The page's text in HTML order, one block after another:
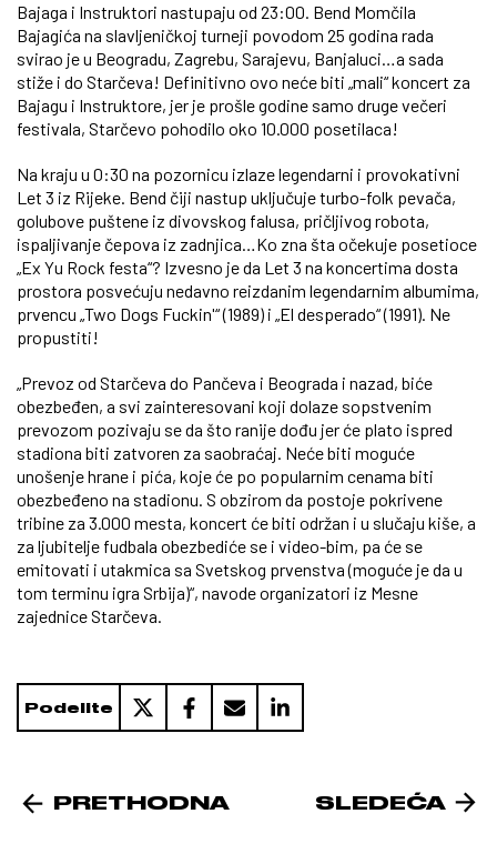
Bajaga i Instruktori nastupaju od 23:00. Bend Momčila
Bajagića na slavljeničkoj turneji povodom 25 godina rada
svirao je u Beogradu, Zagrebu, Sarajevu, Banjaluci…a sada
stiže i do Starčeva! Definitivno ovo neće biti „mali“ koncert za
Bajagu i Instruktore, jer je prošle godine samo druge večeri
festivala, Starčevo pohodilo oko 10.000 posetilaca!
Na kraju u 0:30 na pozornicu izlaze legendarni i provokativni
Let 3 iz Rijeke. Bend čiji nastup uključuje turbo-folk pevača,
golubove puštene iz divovskog falusa, pričljivog robota,
ispaljivanje čepova iz zadnjica…Ko zna šta očekuje posetioce
„Ex Yu Rock festa“? Izvesno je da Let 3 na koncertima dosta
prostora posvećuju nedavno reizdanim legendarnim albumima,
prvencu „Two Dogs Fuckin'“ (1989) i „El desperado“ (1991). Ne
propustiti!
„Prevoz od Starčeva do Pančeva i Beograda i nazad, biće
obezbeđen, a svi zainteresovani koji dolaze sopstvenim
prevozom pozivaju se da što ranije dođu jer će plato ispred
stadiona biti zatvoren za saobraćaj. Neće biti moguće
unošenje hrane i pića, koje će po popularnim cenama biti
obezbeđeno na stadionu. S obzirom da postoje pokrivene
tribine za 3.000 mesta, koncert će biti održan i u slučaju kiše, a
za ljubitelje fudbala obezbediće se i video-bim, pa će se
emitovati i utakmica sa Svetskog prvenstva (moguće je da u
tom terminu igra Srbija)“, navode organizatori iz Mesne
zajednice Starčeva.
Podelite
PRETHODNA SLEDEĆA